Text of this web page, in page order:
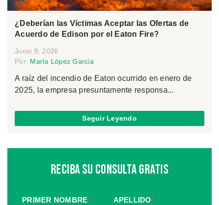
¿Deberían las Víctimas Aceptar las Ofertas de
Acuerdo de Edison por el Eaton Fire?
Junio 9, 2026
Por: María López Garcia
A raíz del incendio de Eaton ocurrido en enero de
2025, la empresa presuntamente responsa...
Seguir Leyendo
Reciba Su Consulta Gratis
PRIMER NOMBRE* APELLIDO*